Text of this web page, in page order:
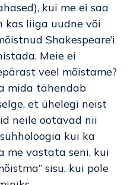
kui me ei saa
kas liiga uudne või
Shakespeare’i
Meie ei
veel mõistame?
mida tähendab
et ühelegi neist
neile ootavad nii
kui ka
me vastata seni, kui
sisu, kui pole